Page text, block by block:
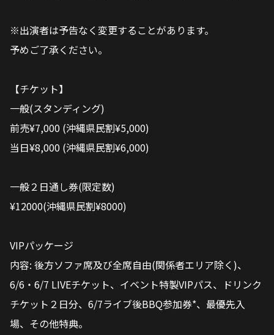
※出演者は予告なく変更することがあります。
予めご了承ください。
【チケット】
一般(スタンディング)
前売¥7,000 (沖縄県民割¥5,000)
当日¥8,000 (沖縄県民割¥6,000)
一般２日通し券(限定数)
¥12000(沖縄県民割¥8000)
VIPパッケージ
内容: 後方ソファ席及び全席自由(関係者エリア除く)、
6/6・6/7 LIVEチケット、イベント特製VIPパス、ドリンク
チケット２日分、6/7ライブ後BBQ参加券*、最優先入
場、その他特典。